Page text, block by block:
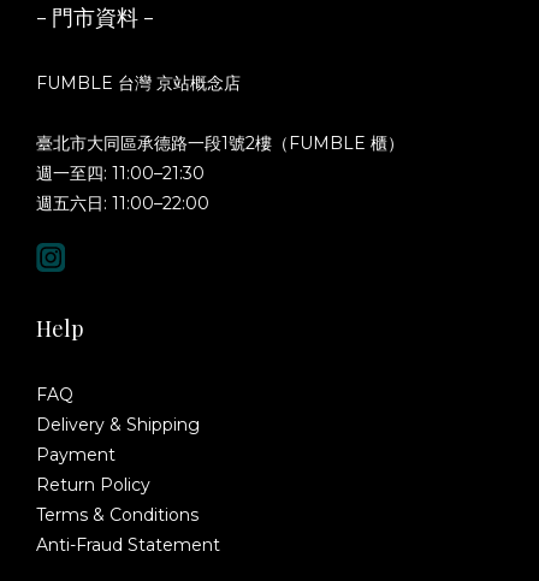
- 門市資料 -
FUMBLE 台灣 京站概念店
臺北市大同區承德路一段1號2樓（FUMBLE 櫃）
週一至四: 11:00–21:30
週五六日: 11:00–22:00
Help
FAQ
Delivery & Shipping
Payment
Return Policy
Terms & Conditions
Anti-Fraud Statement